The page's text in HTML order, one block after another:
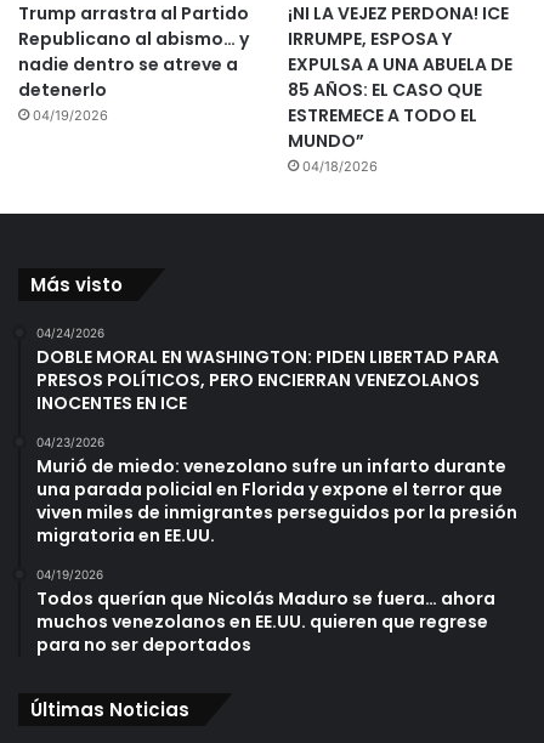
Trump arrastra al Partido
Republicano al abismo… y
nadie dentro se atreve a
detenerlo
04/19/2026
¡NI LA VEJEZ PERDONA! ICE
IRRUMPE, ESPOSA Y
EXPULSA A UNA ABUELA DE
85 AÑOS: EL CASO QUE
ESTREMECE A TODO EL
MUNDO”
04/18/2026
Más visto
04/24/2026
DOBLE MORAL EN WASHINGTON: PIDEN LIBERTAD PARA
PRESOS POLÍTICOS, PERO ENCIERRAN VENEZOLANOS
INOCENTES EN ICE
04/23/2026
Murió de miedo: venezolano sufre un infarto durante
una parada policial en Florida y expone el terror que
viven miles de inmigrantes perseguidos por la presión
migratoria en EE.UU.
04/19/2026
Todos querían que Nicolás Maduro se fuera… ahora
muchos venezolanos en EE.UU. quieren que regrese
para no ser deportados
Últimas Noticias